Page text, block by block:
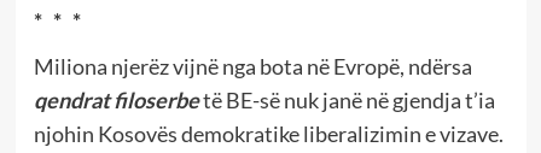
* * *
Miliona njerëz vijnë nga bota në Evropë, ndërsa
qendrat filoserbetë BE-së nuk janë në gjendja t’ia
njohin Kosovës demokratike liberalizimin e vizave.